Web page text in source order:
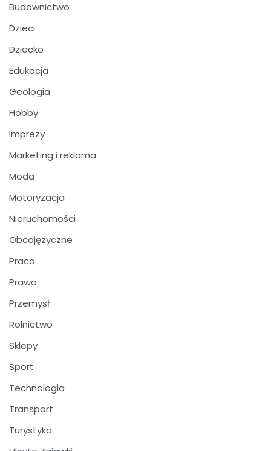
Budownictwo
Dzieci
Dziecko
Edukacja
Geologia
Hobby
Imprezy
Marketing i reklama
Moda
Motoryzacja
Nieruchomości
Obcojęzyczne
Praca
Prawo
Przemysł
Rolnictwo
Sklepy
Sport
Technologia
Transport
Turystyka